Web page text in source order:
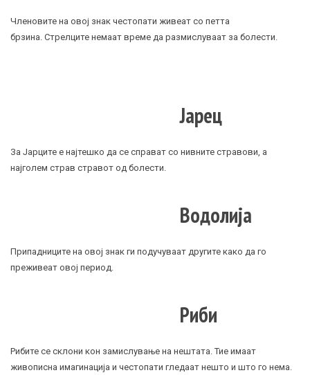
Членовите на овој знак честопати живеат со петта
брзина. Стрелците немаат време да размислуваат за болести.
Јарец
За Јарците е најтешко да се справат со нивните стравови, а
најголем страв стравот од болести.
Водолија
Припадниците на овој знак ги подучуваат другите како да го
преживеат овој период.
Риби
Рибите се склони кон замислување на нештата. Тие имаат
живописна имагинација и честопати гледаат нешто и што го нема.